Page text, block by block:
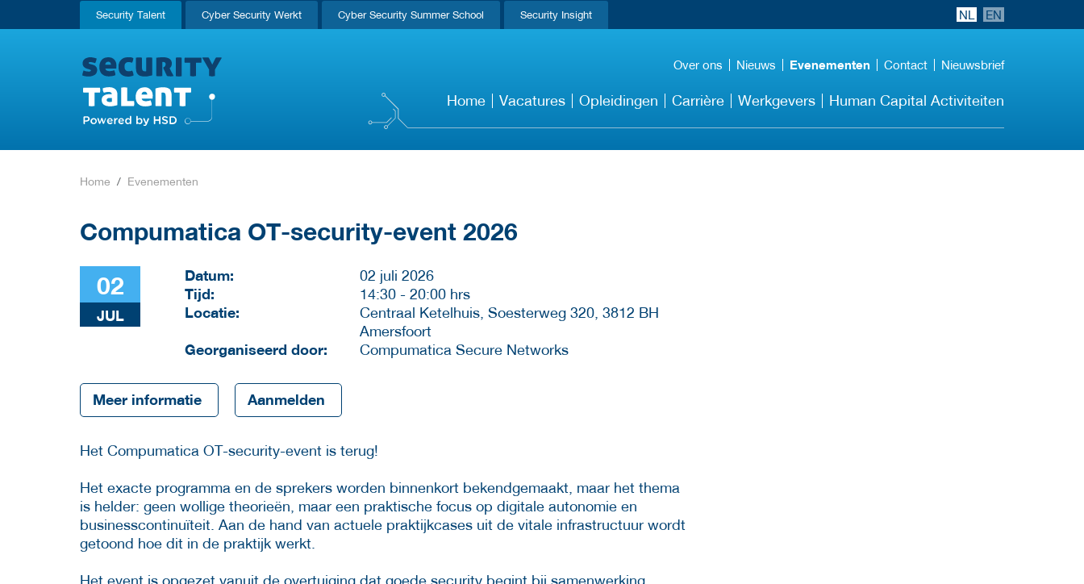
Security Talent Cyber Security Werkt Cyber Security Summer School Security Insight NL EN
Over ons Nieuws Evenementen Contact Nieuwsbrief
Home Vacatures Opleidingen Carrière Werkgevers Human Capital Activiteiten
Home Evenementen
Compumatica OT-security-event 2026
02
JUL
Datum: 02 juli 2026
Tijd: 14:30 -20:00 hrs
Locatie:
Centraal Ketelhuis, Soesterweg 320, 3812 BH
Amersfoort
Georganiseerd door: Compumatica Secure Networks
Meer informatie Aanmelden
Het Compumatica OT-security-event is terug!
Het exacte programma en de sprekers worden binnenkort bekendgemaakt, maar het thema
is helder: geen wollige theorieën, maar een praktische focus op digitale autonomie en
businesscontinuïteit. Aan de hand van actuele praktijkcases uit de vitale infrastructuur wordt
getoond hoe dit in de praktijk werkt.
Het event is opgezet vanuit de overtuiging dat goede security begint bij samenwerking